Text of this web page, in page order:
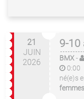
21
JUIN
2026
9-10
BMX-
0:00
né(e)s
femmes